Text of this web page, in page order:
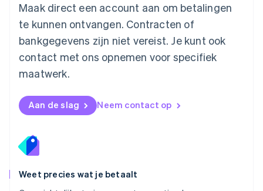
Maak direct een account aan om betalingen
te kunnen ontvangen. Contracten of
bankgegevens zijn niet vereist. Je kunt ook
contact met ons opnemen voor specifiek
maatwerk.
Aan de slag Neem contact op
Weet precies wat je betaalt
Nederlands English
Nieuw-Zeeland
English
Noorwegen
English
DeutschEnglish
English
Portugal
Roemenië
English
English简体中文